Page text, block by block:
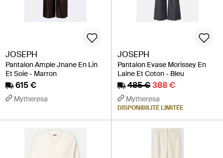
JOSEPH
Pantalon Ample Jnane En Lin
Et Soie - Marron
615 €
Mytheresa
JOSEPH
Pantalon Evase Morissey En
Laine Et Coton - Bleu
485 €388 €
Mytheresa
DISPONIBILITÉ LIMITÉE